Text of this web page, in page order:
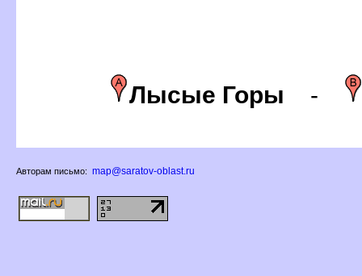
Лысые Горы -
Авторам письмо: map@saratov-oblast.ru